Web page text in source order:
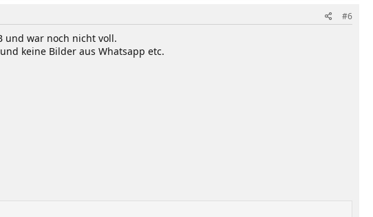
#6
und war noch nicht voll.
keine Bilder aus Whatsapp etc.